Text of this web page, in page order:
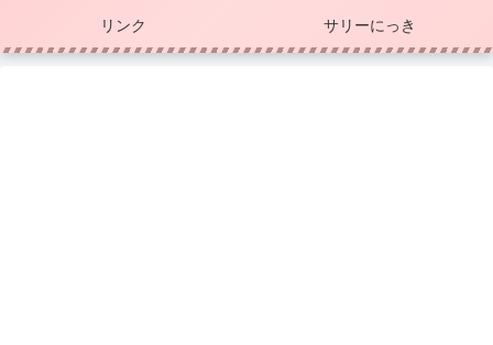
リンク サリーにっき